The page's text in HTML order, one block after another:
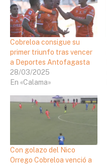
Cobreloa consigue su
primer triunfo tras vencer
a Deportes Antofagasta
28/03/2025
En «Calama»
Con golazo del Nico
Orrego Cobreloa venció a